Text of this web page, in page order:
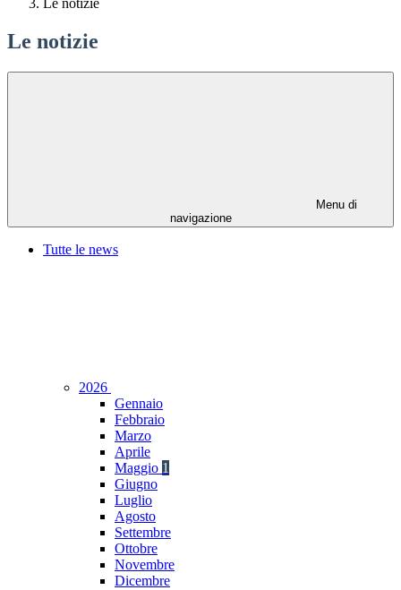
Le notizie
Le notizie
Menu di
navigazione
Tutte le news
2026
Gennaio
Febbraio
Marzo
Aprile
Maggio 1
Giugno
Luglio
Agosto
Settembre
Ottobre
Novembre
Dicembre